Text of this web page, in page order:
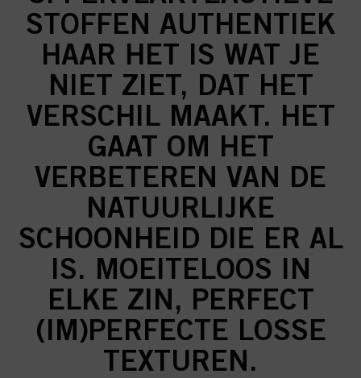
STOFFEN AUTHENTIEK
HAAR HET IS WAT JE
NIET ZIET, DAT HET
VERSCHIL MAAKT. HET
GAAT OM HET
VERBETEREN VAN DE
NATUURLIJKE
SCHOONHEID DIE ER AL
IS. MOEITELOOS IN
ELKE ZIN, PERFECT
(IM)PERFECTE LOSSE
TEXTUREN.